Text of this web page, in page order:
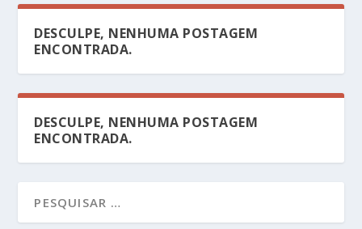
DESCULPE, NENHUMA POSTAGEM
ENCONTRADA.
DESCULPE, NENHUMA POSTAGEM
ENCONTRADA.